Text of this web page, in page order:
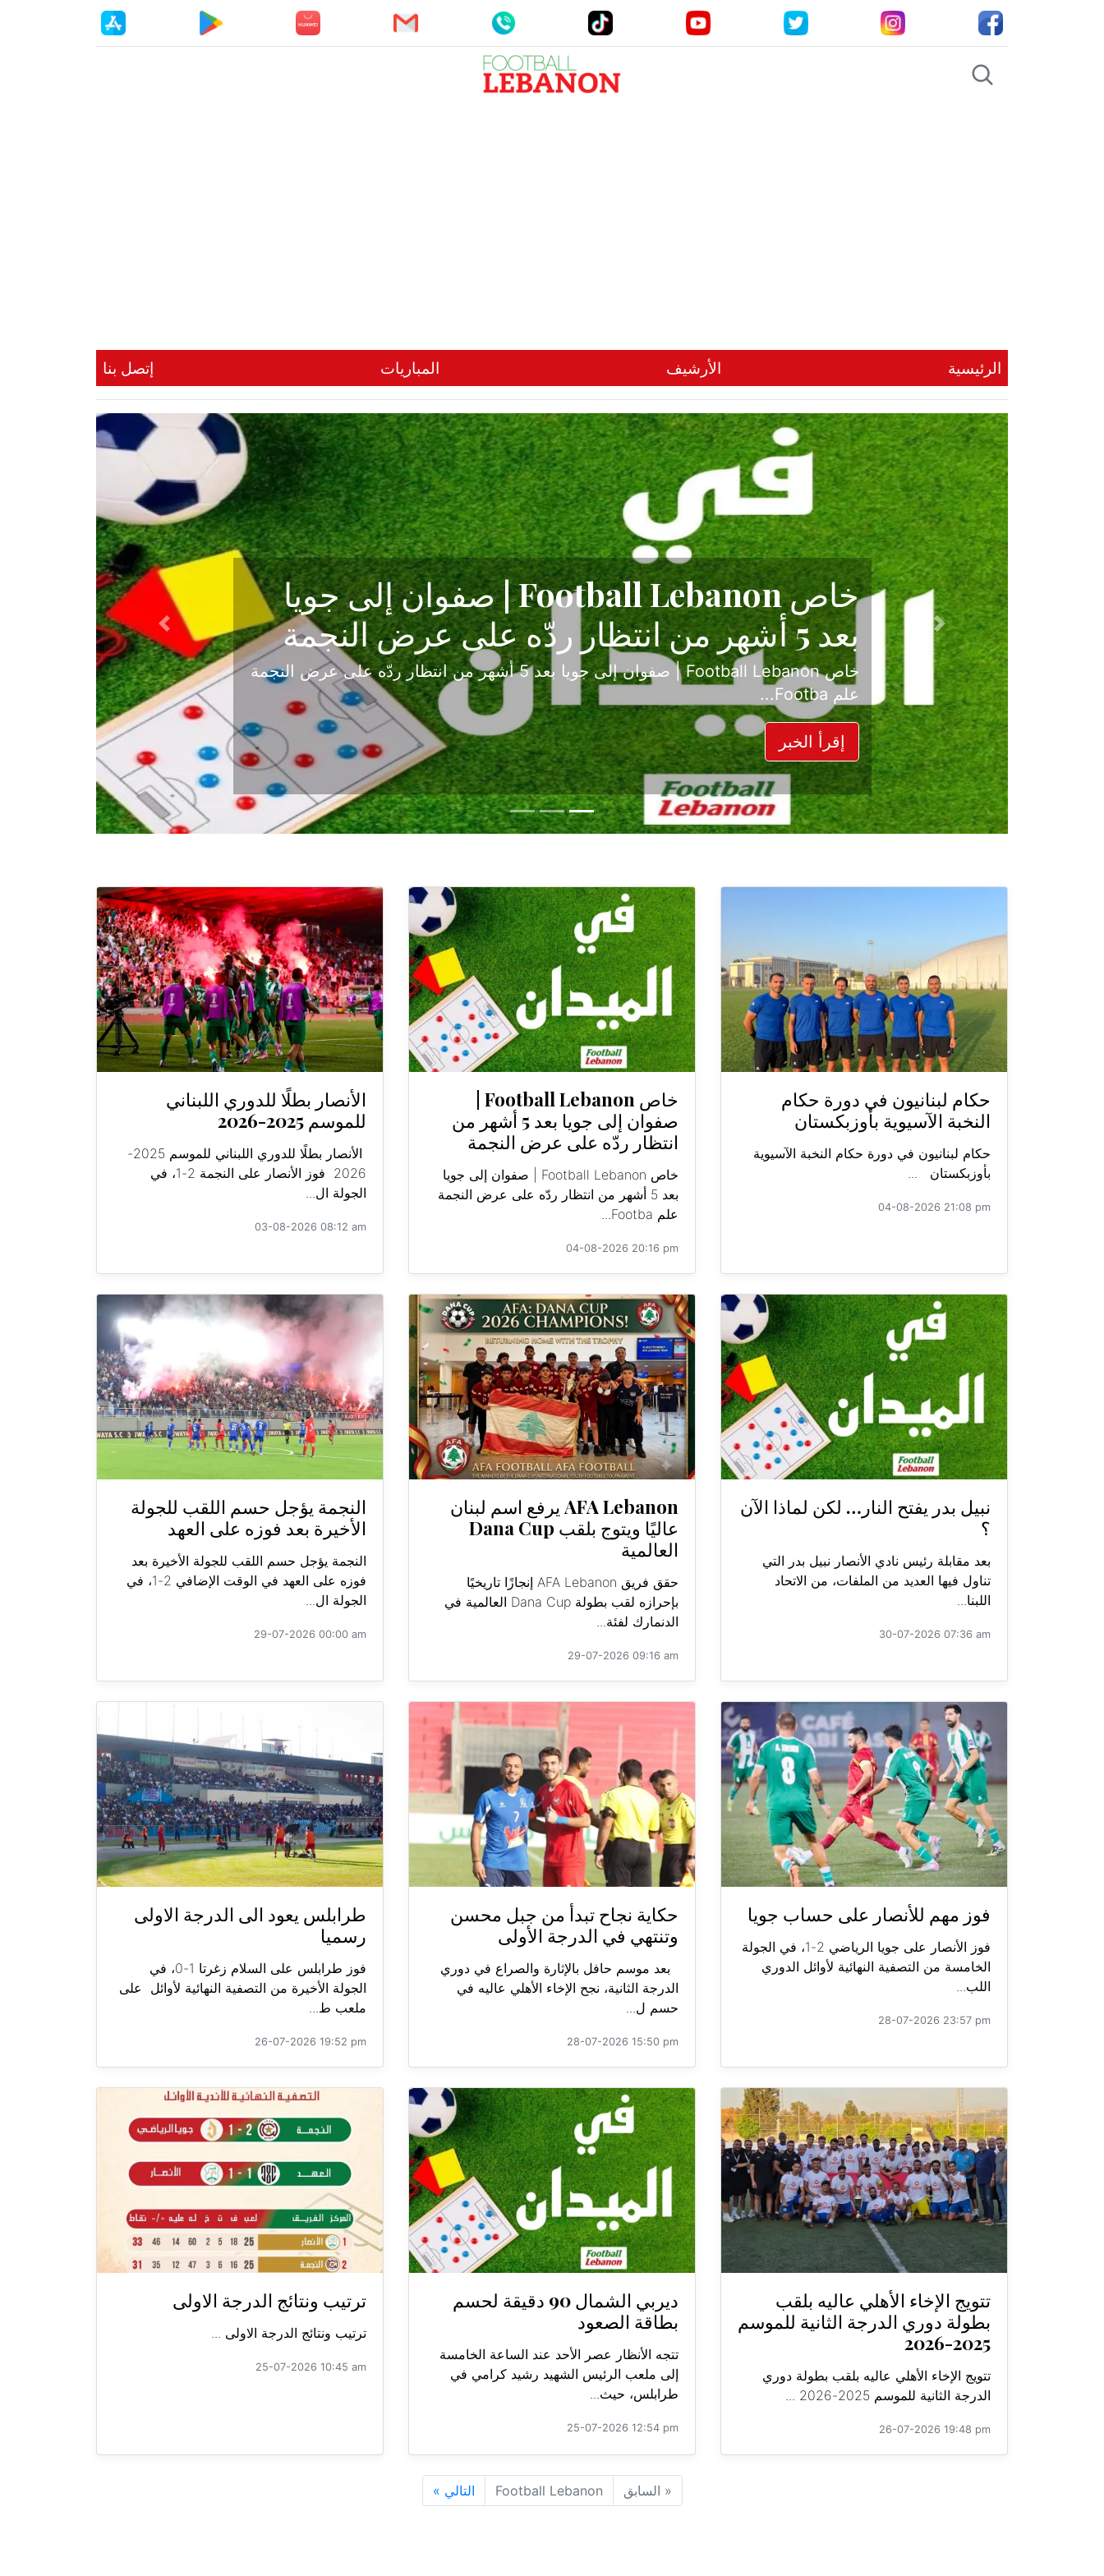
الرئيسية الأرشيف المباريات إتصل بنا
حكاية نجاح تبدأ من جبل محسن وتنتهي في
الدرجة الأولى
بعد موسم حافل بالإثارة والصراع في دوري الدرجة الثانية، نجح الإخاء الأهلي عاليه في
حسم ل...
إقرأ الخبر
Previous
Next
حكام لبنانيون في دورة حكام
النخبة الآسيوية بأوزبكستان
حكام لبنانيون في دورة حكام النخبة الآسيوية
بأوزبكستان ...
04-08-2026 21:08 pm
صفوان إلى جويا بعد 5 أشهر من
انتظار ردّه على عرض النجمة
خاص Football Lebanon | صفوان إلى جويا
بعد 5 أشهر من انتظار ردّه على عرض النجمة
علم Footba...
04-08-2026 20:16 pm
الأنصار بطلًا للدوري اللبناني
للموسم 2025-2026
الأنصار بطلًا للدوري اللبناني للموسم 2025-
2026 فوز الأنصار على النجمة 2-1، في
الجولة ال...
03-08-2026 08:12 am
نبيل بدر يفتح النار… لكن لماذا الآن
؟
بعد مقابلة رئيس نادي الأنصار نبيل بدر التي
تناول فيها العديد من الملفات، من الاتحاد
اللبنا...
30-07-2026 07:36 am
AFA Lebanon يرفع اسم لبنان
عاليًا ويتوج بلقب Dana Cup
العالمية
حقق فريق AFA Lebanon إنجازًا تاريخيًا
بإحرازه لقب بطولة Dana Cup العالمية في
الدنمارك لفئة...
29-07-2026 09:16 am
النجمة يؤجل حسم اللقب للجولة
الأخيرة بعد فوزه على العهد
النجمة يؤجل حسم اللقب للجولة الأخيرة بعد
فوزه على العهد في الوقت الإضافي 2-1، في
الجولة ال...
29-07-2026 00:00 am
فوز مهم للأنصار على حساب جويا
فوز الأنصار على جويا الرياضي 2-1، في الجولة
الخامسة من التصفية النهائية لأوائل الدوري
اللب...
28-07-2026 23:57 pm
حكاية نجاح تبدأ من جبل محسن
وتنتهي في الدرجة الأولى
بعد موسم حافل بالإثارة والصراع في دوري
الدرجة الثانية، نجح الإخاء الأهلي عاليه في
حسم ل...
28-07-2026 15:50 pm
طرابلس يعود الى الدرجة الاولى
رسميا
فوز طرابلس على السلام زغرتا 1-0، في
الجولة الأخيرة من التصفية النهائية لأوائل على
ملعب ط...
26-07-2026 19:52 pm
تتويج الإخاء الأهلي عاليه بلقب
بطولة دوري الدرجة الثانية للموسم
2025-2026
تتويج الإخاء الأهلي عاليه بلقب بطولة دوري
الدرجة الثانية للموسم 2025-2026 ...
26-07-2026 19:48 pm
ديربي الشمال 90 دقيقة لحسم
بطاقة الصعود
تتجه الأنظار عصر الأحد عند الساعة الخامسة
إلى ملعب الرئيس الشهيد رشيد كرامي في
طرابلس، حيث...
25-07-2026 12:54 pm
ترتيب ونتائج الدرجة الاولى
ترتيب ونتائج الدرجة الاولى ...
25-07-2026 10:45 am
« السابق Football Lebanon التالي »